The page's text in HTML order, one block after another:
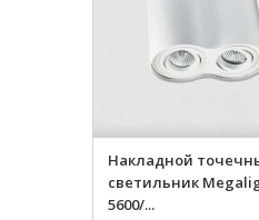
Накладной
светильник
5600/...